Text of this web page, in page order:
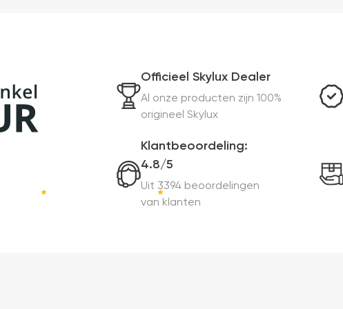
Officieel Skylux Dealer
Al onze producten zijn 100%
origineel Skylux
Klantbeoordeling:
4.8/5
Uit 3394 beoordelingen
van klanten